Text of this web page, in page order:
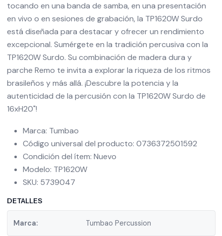
tocando en una banda de samba, en una presentación
en vivo o en sesiones de grabación, la TP1620W Surdo
está diseñada para destacar y ofrecer un rendimiento
excepcional. Sumérgete en la tradición percusiva con la
TP1620W Surdo. Su combinación de madera dura y
parche Remo te invita a explorar la riqueza de los ritmos
brasileños y más allá. ¡Descubre la potencia y la
autenticidad de la percusión con la TP1620W Surdo de
16xH20"!
Marca: Tumbao
Código universal del producto: 0736372501592
Condición del ítem: Nuevo
Modelo: TP1620W
SKU: 5739047
DETALLES
Marca: Tumbao Percussion